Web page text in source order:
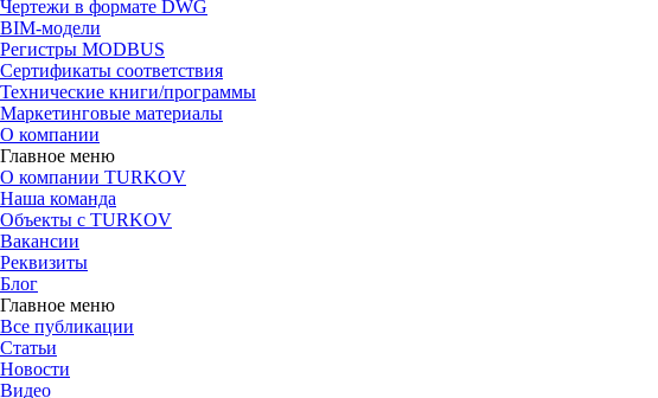
Чертежи в формате DWG
BIM-модели
Регистры MODBUS
Сертификаты соответствия
Технические книги/программы
Маркетинговые материалы
О компании
Главное меню
О компании TURKOV
Наша команда
Объекты с TURKOV
Вакансии
Реквизиты
Блог
Главное меню
Все публикации
Статьи
Новости
Видео